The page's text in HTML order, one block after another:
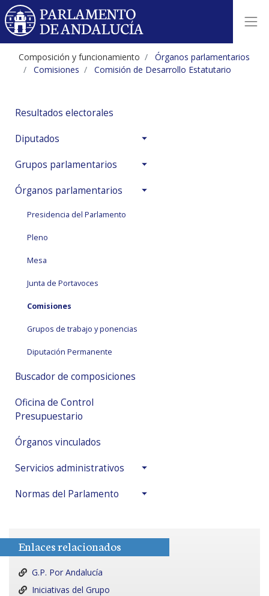
Ficha biográfica composición
Composición y funcionamiento
Órganos parlamentarios
Comisiones
Comisión de Desarrollo Estatutario
Resultados electorales
Diputados
Grupos parlamentarios
Órganos parlamentarios
Presidencia del Parlamento
Pleno
Mesa
Junta de Portavoces
Comisiones
Grupos de trabajo y ponencias
Diputación Permanente
Buscador de composiciones
Oficina de Control
Presupuestario
Órganos vinculados
Servicios administrativos
Normas del Parlamento
Enlaces relacionados
G.P. Por Andalucía
Iniciativas del Grupo